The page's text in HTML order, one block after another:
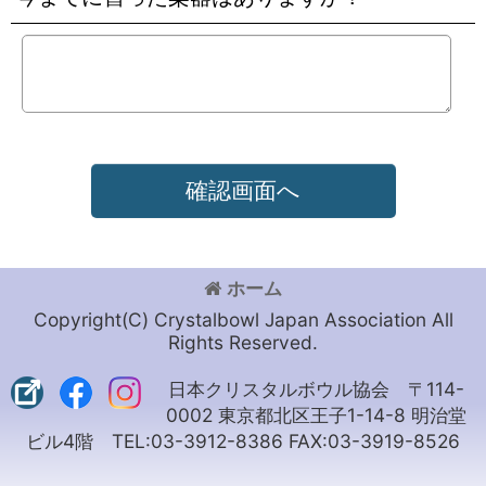
確認画面へ
ホーム
Copyright(C) Crystalbowl Japan Association All
Rights Reserved.
日本クリスタルボウル協会 〒114-
0002 東京都北区王子1-14-8 明治堂
ビル4階 TEL:03-3912-8386 FAX:03-3919-8526